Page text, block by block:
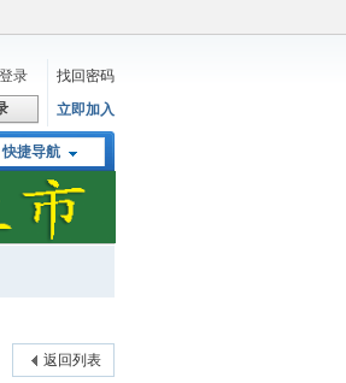
录
找回密码
立即加入
快捷导航
返回列表